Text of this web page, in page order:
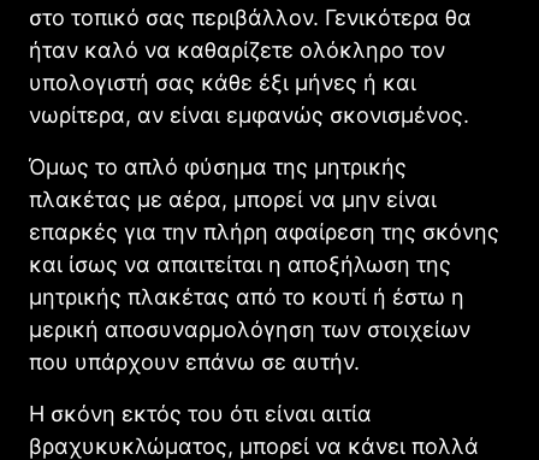
στο τοπικό σας περιβάλλον. Γενικότερα θα
ήταν καλό να καθαρίζετε ολόκληρο τον
υπολογιστή σας κάθε έξι μήνες ή και
νωρίτερα, αν είναι εμφανώς σκονισμένος.
Όμως το απλό φύσημα της μητρικής
πλακέτας με αέρα, μπορεί να μην είναι
επαρκές για την πλήρη αφαίρεση της σκόνης
και ίσως να απαιτείται η αποξήλωση της
μητρικής πλακέτας από το κουτί ή έστω η
μερική αποσυναρμολόγηση των στοιχείων
που υπάρχουν επάνω σε αυτήν.
Η σκόνη εκτός του ότι είναι αιτία
βραχυκυκλώματος, μπορεί να κάνει πολλά